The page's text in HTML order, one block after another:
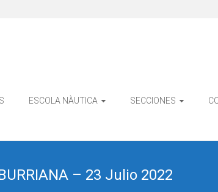
ESCOLA NÀUTICA SECCIONES
– 23 Julio 2022